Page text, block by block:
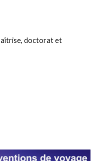
doctorat et